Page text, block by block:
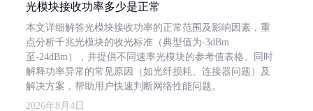
光模块接收功率多少是正常
本文详细解答光模块接收功率的正常范围及影响因素，重
点分析千兆光模块的收光标准（典型值为-3dBm
至-24dBm），并提供不同速率光模块的参考值表格。同时
解释功率异常的常见原因（如光纤损耗、连接器问题）及
解决方案，帮助用户快速判断网络性能问题。
2026年8月4日